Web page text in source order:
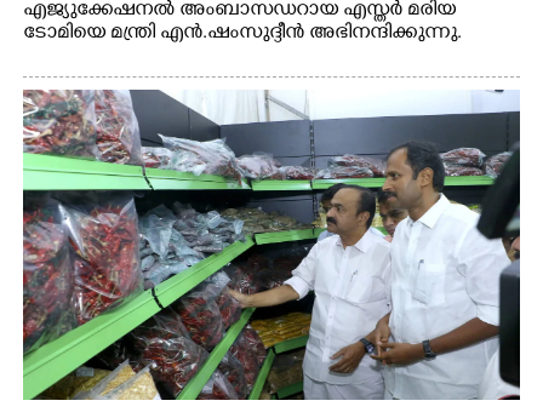
എജ്യുക്കേഷനൽ അംബാസഡറായ എസ്തർ മരിയ
ടോമിയെ മന്ത്രി എൻ.ഷംസുദ്ദീൻ അഭിനന്ദിക്കുന്നു.